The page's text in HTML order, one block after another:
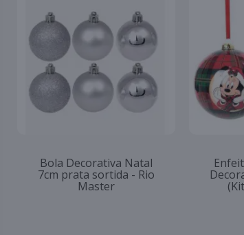
Bola Decorativa Natal
7cm prata sortida - Rio
Master